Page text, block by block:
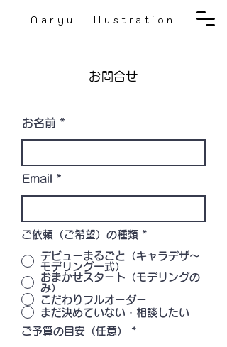
Naryu Illustration
お問合せ
お名前
Email
ご依頼（ご希望）の種類 *
デビューまるごと（キャラデザ〜
モデリング一式）
おまかせスタート（モデリングの
み）
こだわりフルオーダー
まだ決めていない・相談したい
ご予算の目安（任意）
*